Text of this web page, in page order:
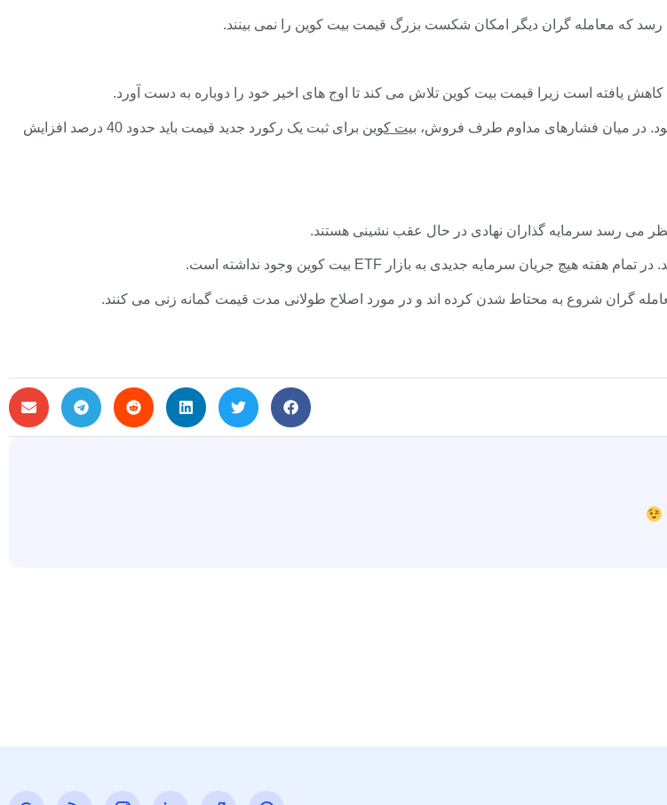
بیت کوین
برای ثبت یک رکورد جدید قیمت باید حدود 40 درصد افزایش